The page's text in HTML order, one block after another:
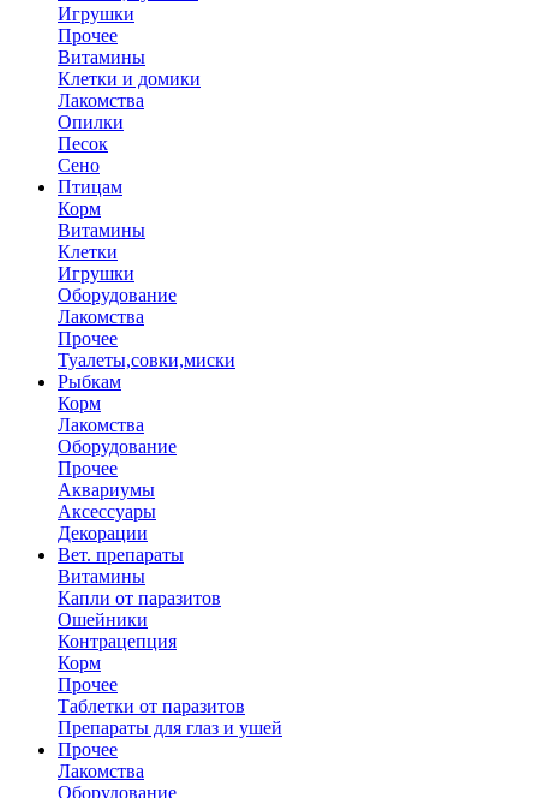
Игрушки
Прочее
Витамины
Клетки и домики
Лакомства
Опилки
Песок
Сено
Птицам
Корм
Витамины
Клетки
Игрушки
Оборудование
Лакомства
Прочее
Туалеты,совки,миски
Рыбкам
Корм
Лакомства
Оборудование
Прочее
Аквариумы
Аксессуары
Декорации
Вет. препараты
Витамины
Капли от паразитов
Ошейники
Контрацепция
Корм
Прочее
Таблетки от паразитов
Препараты для глаз и ушей
Прочее
Лакомства
Оборудование